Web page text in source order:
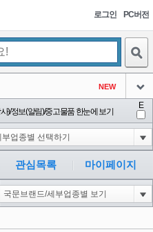
로그인 PC버전
NEW
아이콘
아이콘
아이콘
2
아이콘
2
)/정보(알림)/중고물품 한눈에 보기
E
관심목록 마이페이지